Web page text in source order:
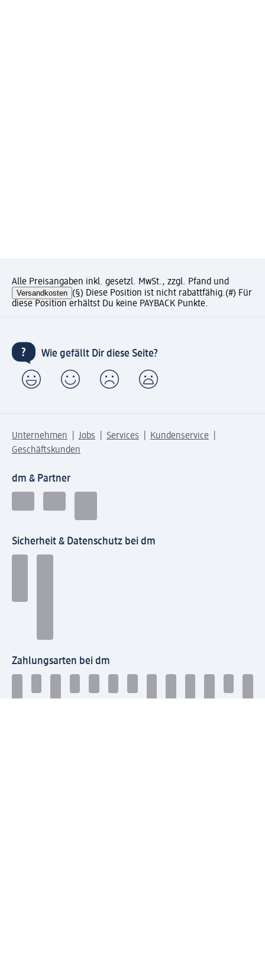
Alle Preisangaben inkl. gesetzl. MwSt., zzgl. Pfand und
Versandkosten (§) Diese Position ist nicht rabattfähig.(#) Für
diese Position erhältst Du keine PAYBACK Punkte.
Wie gefällt Dir diese Seite?
Unternehmen Jobs Services
Kundenservice
Geschäftskunden
dm & Partner
Sicherheit & Datenschutz bei dm
Zahlungsarten bei dm